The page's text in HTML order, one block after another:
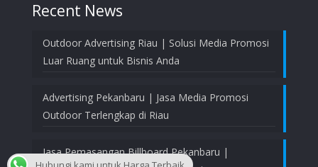
Recent News
Outdoor Advertising Riau | Solusi Media Promosi
Luar Ruang untuk Bisnis Anda
Advertising Pekanbaru | Jasa Media Promosi
Outdoor Terlengkap di Riau
Jasa Pemasangan Billboard Pekanbaru |